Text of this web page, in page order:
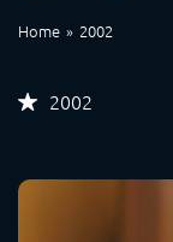
Home 2002
2002